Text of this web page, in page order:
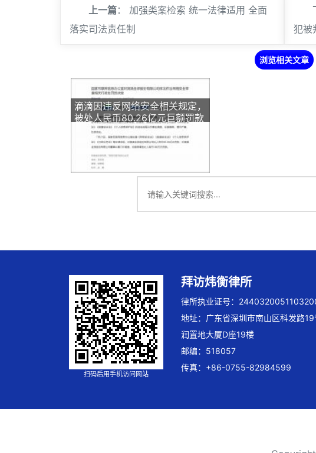
上一篇： 加强类案检索 统一法律适用 全面
落实司法责任制
犯被
浏览相关文章
滴滴因违反网络安全相关规定，
被处人民币80.26亿元巨额罚款
扫码后用手机访问网站
拜访炜衡律所
律所执业证号：
地址：广东省深圳市南山区科发路
润置地大厦D座19楼
邮编：518057
传真：+86-0755-82984599